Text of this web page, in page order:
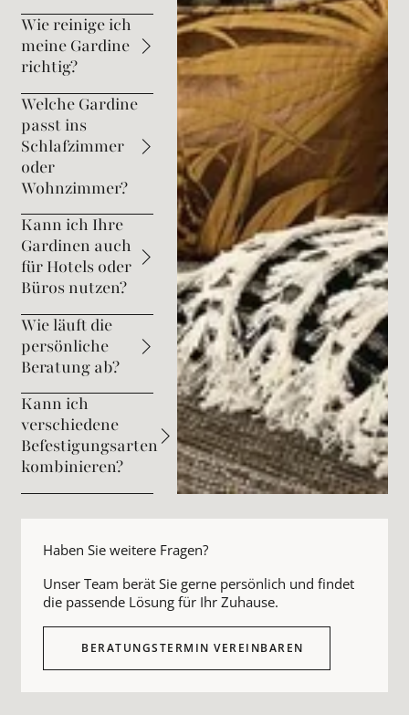
Wie reinige ich
meine Gardine
richtig?
Welche Gardine
passt ins
Schlafzimmer
oder
Wohnzimmer?
Kann ich Ihre
Gardinen auch
für Hotels oder
Büros nutzen?
Wie läuft die
persönliche
Beratung ab?
Kann ich
verschiedene
Befestigungsarten
kombinieren?
Haben Sie weitere Fragen?
Unser Team berät Sie gerne persönlich und findet
die passende Lösung für Ihr Zuhause.
BERATUNGSTERMIN VEREINBAREN